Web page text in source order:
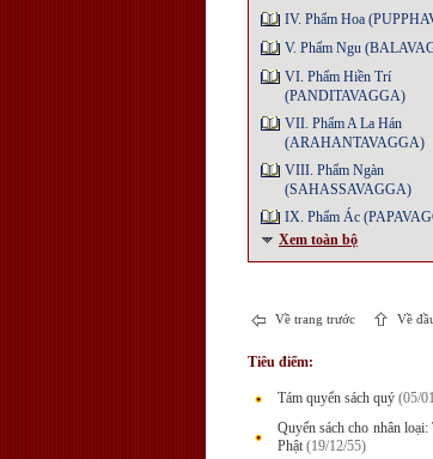
IV. Phẩm Hoa
V. Phẩm Ngu
VI. Phẩm Hiền Trí
(PANDITAVAGGA)
VII. Phẩm A La Hán
(ARAHANTAVAGGA)
VIII. Phẩm Ngàn
(SAHASSAVAGGA)
IX. Phẩm Ác
Xem toàn bộ
Về trang trước Về
Tiêu điểm:
Tám quyển sách quý (05/
Quyển sách cho nhân
Phật (19/12/55)